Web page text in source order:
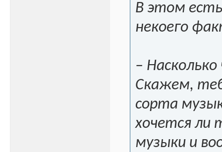
В этом
некоего
–
Скажем,
сорта
хочется ли
музыки и